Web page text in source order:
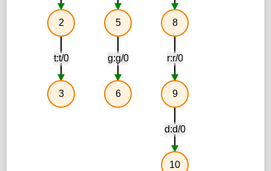
t:t/0 g:g/0 r:r/0
d:d/0
2
3
5
6
8
9
10